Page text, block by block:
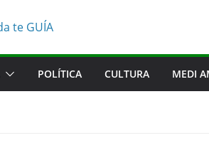
POLÍTICA CULTURA MEDI